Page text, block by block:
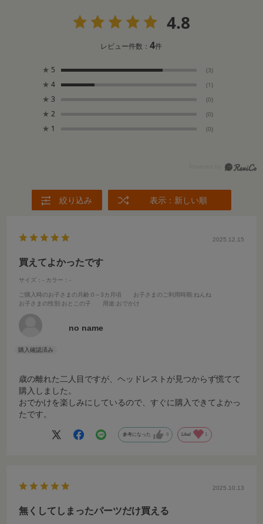
4.8
レビュー件数：4件
★ 5 (3)
★ 4 (1)
★ 3 (0)
★ 2 (0)
★ 1 (0)
絞り込み 表示：新しい順
2025.12.15
買えてよかったです
サイズ：- カラー：-
ご購入時のお子さまの月齢:0～3カ月頃 お子さまのご利用時期 :ねんね
お子さまの性別 :おとこの子 用途:おでかけ
no name
歳の離れた二人目ですが、ヘッドレストが見つからず慌てて
購入しました。
おでかけを楽しみにしているので、すぐに購入できてよかっ
たです。
参考になった 0 Like! 1
2025.10.13
無くしてしまったパーツだけ買える